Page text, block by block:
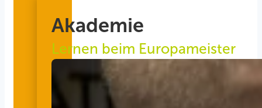
Akademie
Lernen beim Europameister